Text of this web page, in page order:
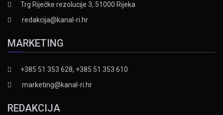
Trg Riječke rezolucije 3, 51000 Rijeka
redakcija@kanal-ri.hr
MARKETING
+385 51 353 628, +385 51 353 610
marketing@kanal-ri.hr
REDAKCIJA